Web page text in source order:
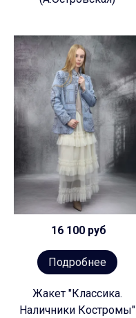
16 100 руб
Подробнее
Жакет "Классика.
Наличники Костромы"